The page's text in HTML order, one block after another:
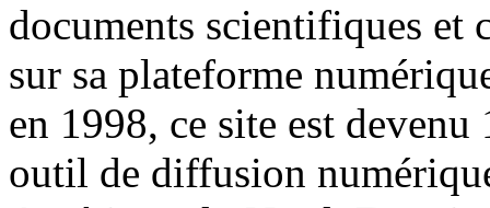
documents scientifiques et
sur sa plateforme
en 1998, ce site est
outil de diffusion